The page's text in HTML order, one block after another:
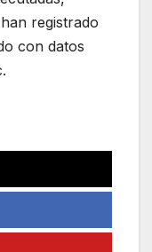
registrado
con datos